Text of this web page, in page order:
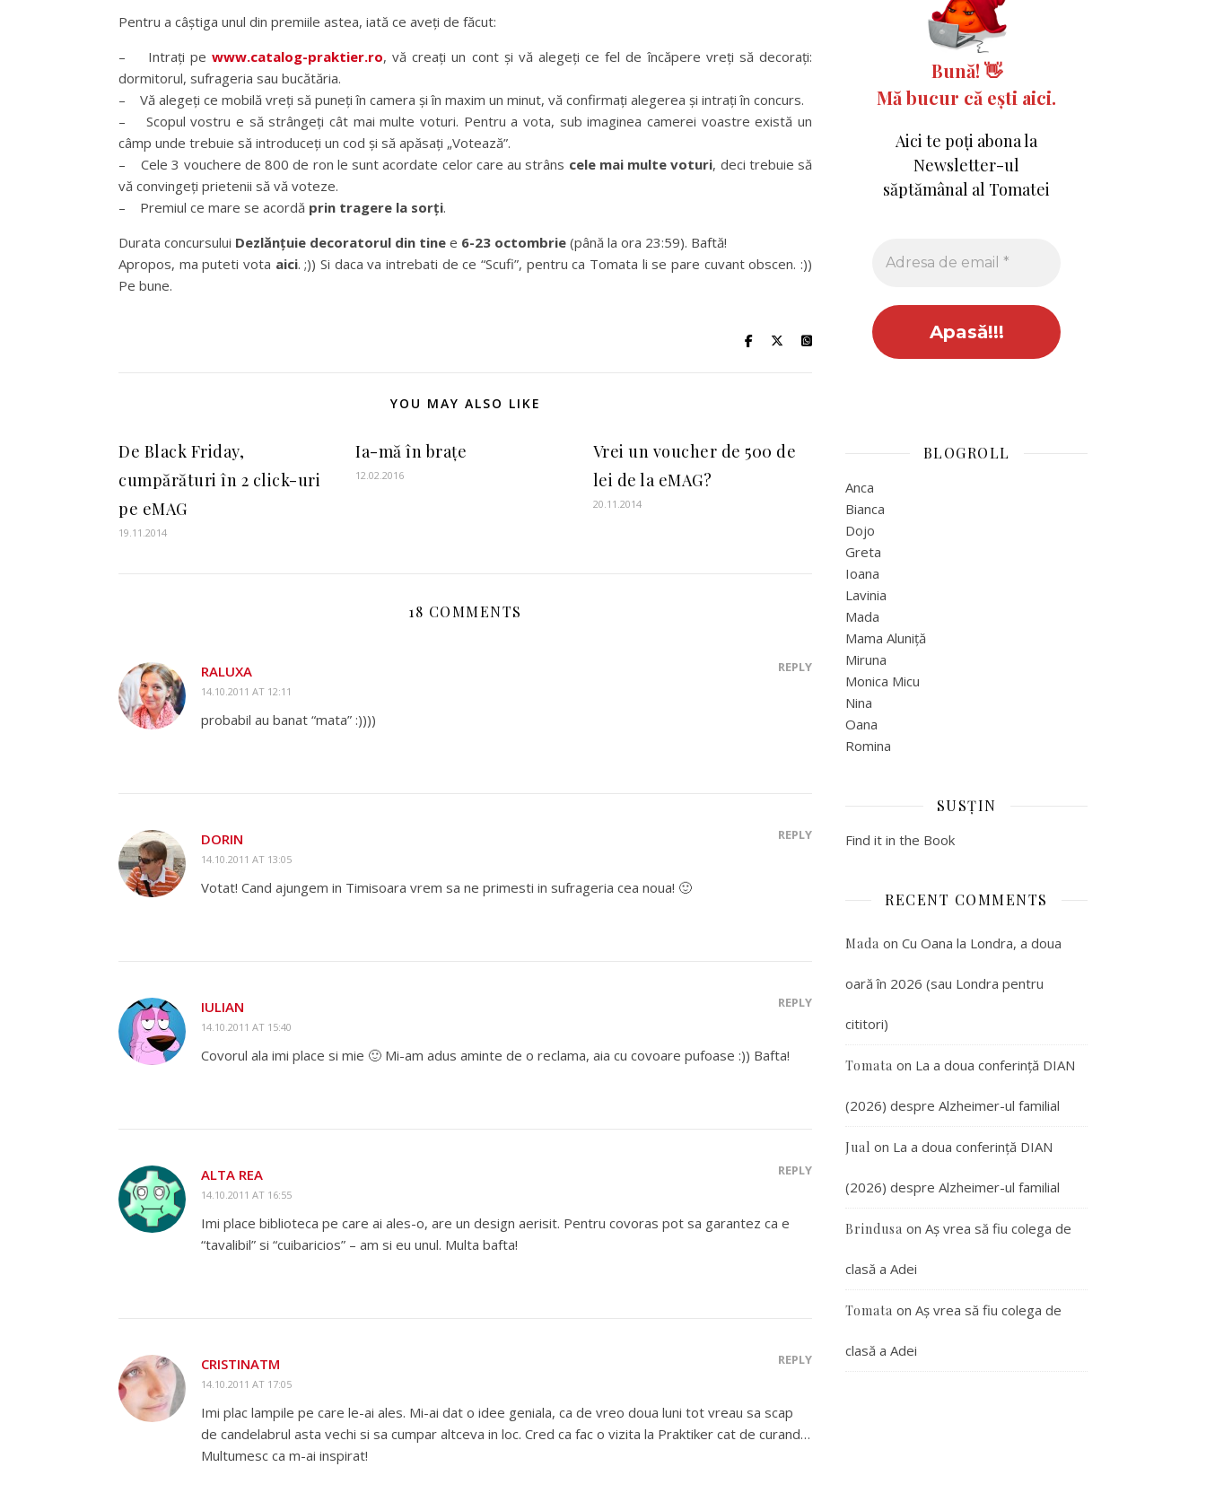
Pentru a câștiga unul din premiile astea, iată ce aveți de făcut:
– Intrați pe www.catalog-praktier.ro, vă creați un cont și vă alegeți ce fel de încăpere vreți să decorați:
dormitorul, sufrageria sau bucătăria.
– Vă alegeți ce mobilă vreți să puneți în camera și în maxim un minut, vă confirmați alegerea și intrați în concurs.
– Scopul vostru e să strângeți cât mai multe voturi. Pentru a vota, sub imaginea camerei voastre există un
câmp unde trebuie să introduceți un cod și să apăsați „Votează”.
– Cele 3 vouchere de 800 de ron le sunt acordate celor care au strâns cele mai multe voturi, deci trebuie să
vă convingeți prietenii să vă voteze.
– Premiul ce mare se acordă prin tragere la sorți.
Durata concursului Dezlănțuie decoratorul din tine e 6-23 octombrie (până la ora 23:59). Baftă!
Apropos, ma puteti vota aici. ;)) Si daca va intrebati de ce “Scufi”, pentru ca Tomata li se pare cuvant obscen. :))
Pe bune.
YOU MAY ALSO LIKE
De Black Friday,
cumpărături în 2 click-uri
pe eMAG
19.11.2014
Ia-mă în brațe
12.02.2016
Vrei un voucher de 500 de
lei de la eMAG?
20.11.2014
18 COMMENTS
RALUXA
14.10.2011 AT 12:11
REPLY
probabil au banat “mata” :))))
DORIN
14.10.2011 AT 13:05
REPLY
Votat! Cand ajungem in Timisoara vrem sa ne primesti in sufrageria cea noua! 🙂
IULIAN
14.10.2011 AT 15:40
REPLY
Covorul ala imi place si mie 🙂 Mi-am adus aminte de o reclama, aia cu covoare pufoase :)) Bafta!
ALTA REA
14.10.2011 AT 16:55
REPLY
Imi place biblioteca pe care ai ales-o, are un design aerisit. Pentru covoras pot sa garantez ca e
“tavalibil” si “cuibaricios” – am si eu unul. Multa bafta!
CRISTINATM
14.10.2011 AT 17:05
REPLY
Imi plac lampile pe care le-ai ales. Mi-ai dat o idee geniala, ca de vreo doua luni tot vreau sa scap
de candelabrul asta vechi si sa cumpar altceva in loc. Cred ca fac o vizita la Praktiker cat de curand…
Multumesc ca m-ai inspirat!
Bună! 👋
Mă bucur că ești aici.
Aici te poți abona la
Newsletter-ul
săptămânal al Tomatei
BLOGROLL
Anca
Bianca
Dojo
Greta
Ioana
Lavinia
Mada
Mama Aluniță
Miruna
Monica Micu
Nina
Oana
Romina
SUSȚIN
Find it in the Book
RECENT COMMENTS
Mada on Cu Oana la Londra, a doua
oară în 2026 (sau Londra pentru
cititori)
Tomata on La a doua conferință DIAN
(2026) despre Alzheimer-ul familial
Jual on La a doua conferință DIAN
(2026) despre Alzheimer-ul familial
Brindusa on Aș vrea să fiu colega de
clasă a Adei
Tomata on Aș vrea să fiu colega de
clasă a Adei